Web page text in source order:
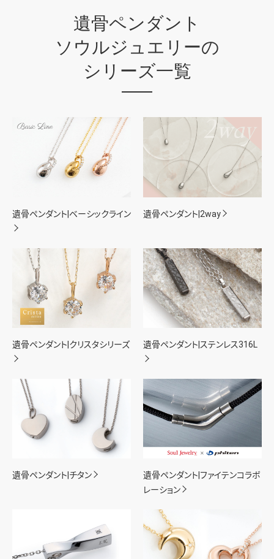
遺骨ペンダント
ソウルジュエリーの
シリーズ一覧
遺骨ペンダント|ベーシックライン 遺骨ペンダント|2way
遺骨ペンダント|クリスタシリーズ 遺骨ペンダント|ステンレス316L
遺骨ペンダント|チタン
遺骨ペンダント|ファイテンコラボ
レーション